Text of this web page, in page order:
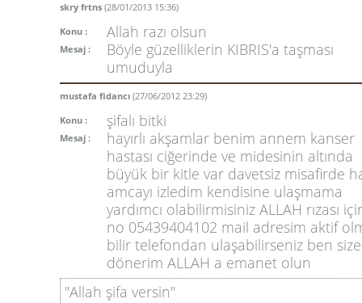
skry frtns (28/01/2013 15:36)
Konu :
Allah razı olsun
Mesaj :
Böyle güzelliklerin KIBRIS'a taşması
umuduyla
mustafa fidancı (27/06/2012 23:29)
Konu :
şifalı bitki
Mesaj :
hayırlı akşamlar benim annem kanser
hastası ciğerinde ve midesinin altında
büyük bir kitle var davetsiz misafirde
amcayı izledim kendisine ulaşmama
yardımcı olabilirmisiniz ALLAH rızası
no 05439404102 mail adresim aktif
bilir telefondan ulaşabilirseniz ben size
dönerim ALLAH a emanet olun
"Allah şifa versin"